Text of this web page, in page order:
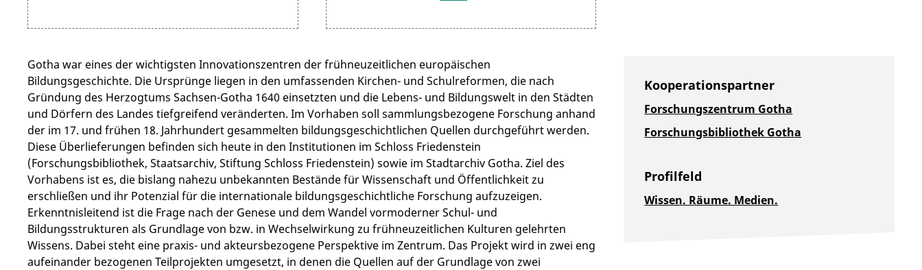
Gotha war eines der wichtigsten Innovationszentren der frühneuzeitlichen europäischen
Bildungsgeschichte. Die Ursprünge liegen in den umfassenden Kirchen- und Schulreformen, die nach
Gründung des Herzogtums Sachsen-Gotha 1640 einsetzten und die Lebens- und Bildungswelt in den Städten
und Dörfern des Landes tiefgreifend veränderten. Im Vorhaben soll sammlungsbezogene Forschung anhand
der im 17. und frühen 18. Jahrhundert gesammelten bildungsgeschichtlichen Quellen durchgeführt werden.
Diese Überlieferungen befinden sich heute in den Institutionen im Schloss Friedenstein
(Forschungsbibliothek, Staatsarchiv, Stiftung Schloss Friedenstein) sowie im Stadtarchiv Gotha. Ziel des
Vorhabens ist es, die bislang nahezu unbekannten Bestände für Wissenschaft und Öffentlichkeit zu
erschließen und ihr Potenzial für die internationale bildungsgeschichtliche Forschung aufzuzeigen.
Erkenntnisleitend ist die Frage nach der Genese und dem Wandel vormoderner Schul- und
Bildungsstrukturen als Grundlage von bzw. in Wechselwirkung zu frühneuzeitlichen Kulturen gelehrten
Wissens. Dabei steht eine praxis- und akteursbezogene Perspektive im Zentrum. Das Projekt wird in zwei eng
aufeinander bezogenen Teilprojekten umgesetzt, in denen die Quellen auf der Grundlage von zwei
Kooperationspartner
Forschungszentrum Gotha
Forschungsbibliothek Gotha
Profilfeld
Wissen. Räume. Medien.